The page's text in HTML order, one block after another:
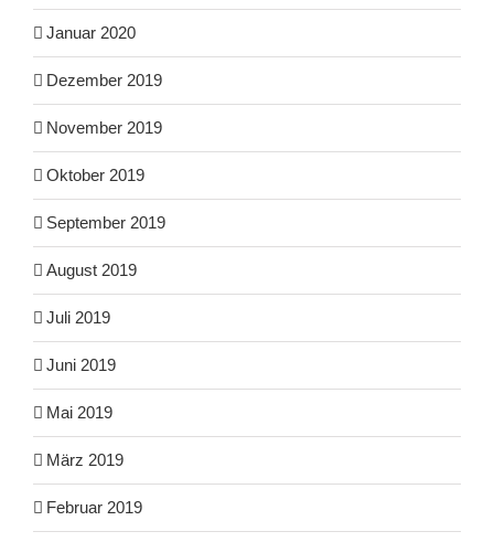
Januar 2020
Dezember 2019
November 2019
Oktober 2019
September 2019
August 2019
Juli 2019
Juni 2019
Mai 2019
März 2019
Februar 2019